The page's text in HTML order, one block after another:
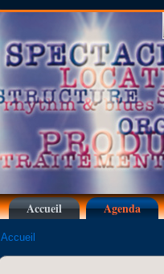
Accueil
Agenda
Accueil